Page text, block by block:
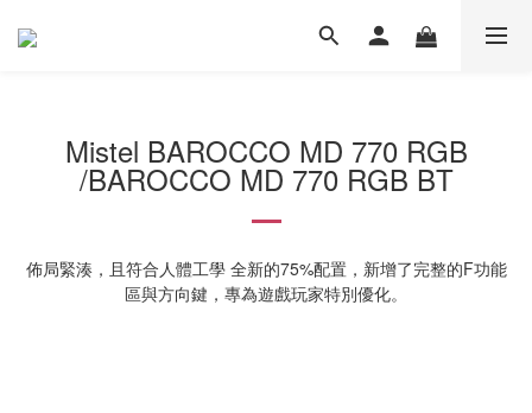
Mistel BAROCCO MD 770 RGB
/BAROCCO MD 770 RGB BT
佈局緊湊，且符合人體工學 全新的75%配置，新增了完整的F功能
區與方向鍵，專為遊戲玩家特別優化。